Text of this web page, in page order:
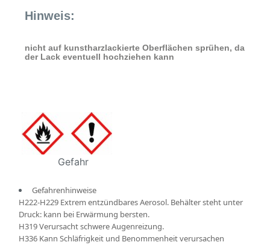
Hinweis:
nicht auf kunstharzlackierte Oberflächen sprühen, da
der Lack eventuell hochziehen kann
Gefahr
Gefahrenhinweise
H222-H229 Extrem entzündbares Aerosol. Behälter steht unter
Druck: kann bei Erwärmung bersten.
H319 Verursacht schwere Augenreizung.
H336 Kann Schläfrigkeit und Benommenheit verursachen